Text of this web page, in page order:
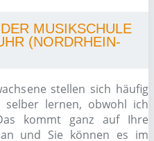
MUSIKSCHULE
(NORDRHEIN-
stellen sich häufig
selber lernen, obwohl ich
kommt ganz auf Ihre
und Sie können es im